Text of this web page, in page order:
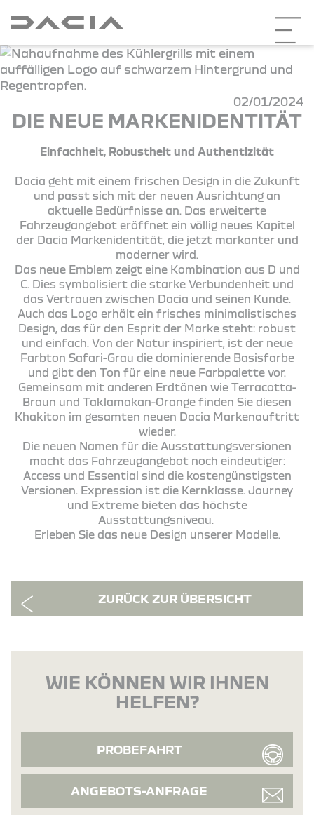
02/01/2024
DIE NEUE MARKENIDENTITÄT
Einfachheit, Robustheit und Authentizität
Dacia geht mit einem frischen Design in die Zukunft
und passt sich mit der neuen Ausrichtung an
aktuelle Bedürfnisse an. Das erweiterte
Fahrzeugangebot eröffnet ein völlig neues Kapitel
der Dacia Markenidentität, die jetzt markanter und
moderner wird.
Das neue Emblem zeigt eine Kombination aus D und
C. Dies symbolisiert die starke Verbundenheit und
das Vertrauen zwischen Dacia und seinen Kunde.
Auch das Logo erhält ein frisches minimalistisches
Design, das für den Esprit der Marke steht: robust
und einfach. Von der Natur inspiriert, ist der neue
Farbton Safari-Grau die dominierende Basisfarbe
und gibt den Ton für eine neue Farbpalette vor.
Gemeinsam mit anderen Erdtönen wie Terracotta-
Braun und Taklamakan-Orange finden Sie diesen
Khakiton im gesamten neuen Dacia Markenauftritt
wieder.
Die neuen Namen für die Ausstattungsversionen
macht das Fahrzeugangebot noch eindeutiger:
Access und Essential sind die kostengünstigsten
Versionen. Expression ist die Kernklasse. Journey
und Extreme bieten das höchste
Ausstattungsniveau.
Erleben Sie das neue Design unserer Modelle.
ZURÜCK ZUR ÜBERSICHT
WIE KÖNNEN WIR IHNEN
HELFEN?
PROBEFAHRT
ANGEBOTS-ANFRAGE